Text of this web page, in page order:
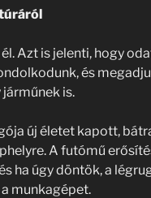
Azt is jelenti, hogy
és
is.
új életet kapott,
A futómű
ha úgy döntök, a
munkagépet.